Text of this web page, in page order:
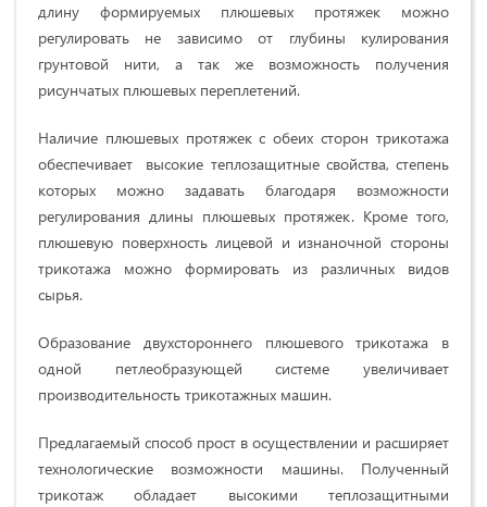
длину формируемых плюшевых протяжек можно
регулировать не зависимо от глубины кулирования
грунтовой нити, а так же возможность получения
рисунчатых плюшевых переплетений.
Наличие плюшевых протяжек с обеих сторон трикотажа
обеспечивает высокие теплозащитные свойства, степень
которых можно задавать благодаря возможности
регулирования длины плюшевых протяжек. Кроме того,
плюшевую поверхность лицевой и изнаночной стороны
трикотажа можно формировать из различных видов
сырья.
Образование двухстороннего плюшевого трикотажа в
одной петлеобразующей системе увеличивает
производительность трикотажных машин.
Предлагаемый способ прост в осуществлении и расширяет
технологические возможности машины. Полученный
трикотаж обладает высокими теплозащитными